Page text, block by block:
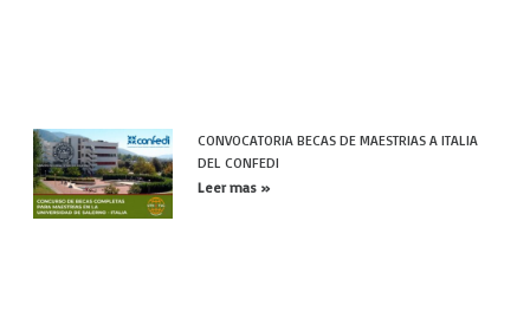
CONVOCATORIA BECAS DE MAESTRIAS A ITALIA
DEL CONFEDI
Leer mas »